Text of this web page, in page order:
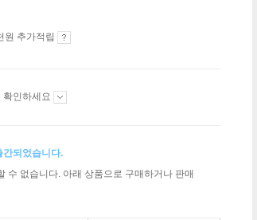
원 추가적립
확인하세요
간되었습니다.
수 없습니다. 아래 상품으로 구매하거나 판매